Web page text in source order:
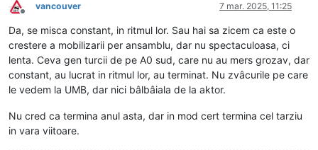
Deconectat
vancouver 7 mar. 2025, 11:25
Da, se misca constant, in ritmul lor. Sau hai sa zicem ca este o
crestere a mobilizarii per ansamblu, dar nu spectaculoasa, ci
lenta. Ceva gen turcii de pe A0 sud, care nu au mers grozav, dar
constant, au lucrat in ritmul lor, au terminat. Nu zvâcurile pe care
le vedem la UMB, dar nici bâlbâiala de la aktor.
Nu cred ca termina anul asta, dar in mod cert termina cel tarziu
in vara viitoare.